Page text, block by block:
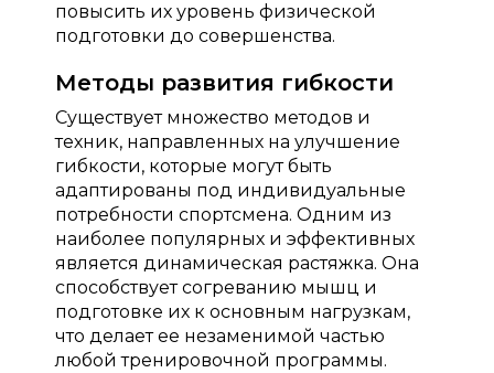
повысить их уровень физической
подготовки до совершенства.
Методы развития гибкости
Существует множество методов и
техник, направленных на улучшение
гибкости, которые могут быть
адаптированы под индивидуальные
потребности спортсмена. Одним из
наиболее популярных и эффективных
является динамическая растяжка. Она
способствует согреванию мышц и
подготовке их к основным нагрузкам,
что делает ее незаменимой частью
любой тренировочной программы.